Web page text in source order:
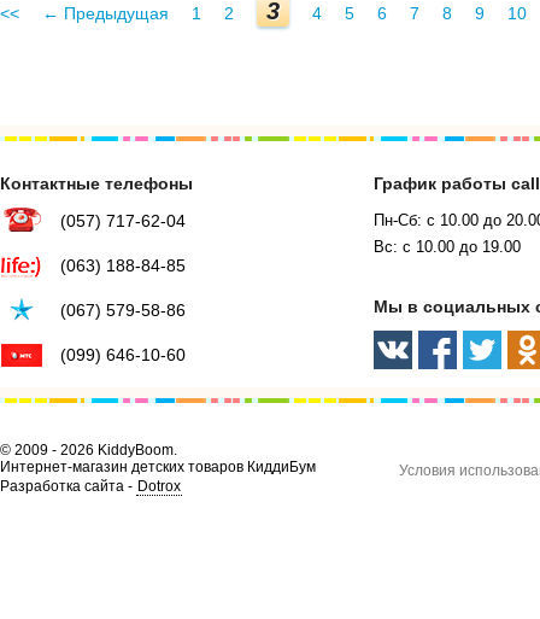
<< ← Предыдущая 1 2 3 4 5 6 7 8 9 10
Контактные телефоны
(057) 717-62-04
(063) 188-84-85
(067) 579-58-86
(099) 646-10-60
График работы
Пн-Сб: с 10.00 до
Вс: с 10.00 до 19.00
Мы в социальных
© 2009 - 2026 KiddyBoom.
Интернет-магазин детских товаров КиддиБум
Разработка сайта - Dotrox
Условия